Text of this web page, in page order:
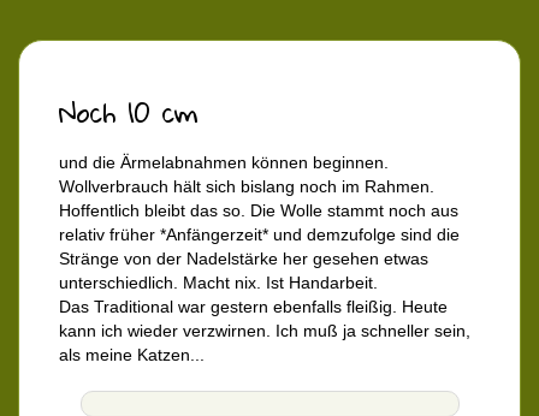
Noch 10 cm
und die Ärmelabnahmen können beginnen.
Wollverbrauch hält sich bislang noch im Rahmen.
Hoffentlich bleibt das so. Die Wolle stammt noch aus
relativ früher *Anfängerzeit* und demzufolge sind die
Stränge von der Nadelstärke her gesehen etwas
unterschiedlich. Macht nix. Ist Handarbeit.
Das Traditional war gestern ebenfalls fleißig. Heute
kann ich wieder verzwirnen. Ich muß ja schneller sein,
als meine Katzen...